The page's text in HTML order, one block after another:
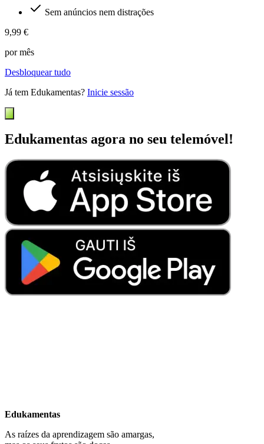
Sem anúncios nem distrações
9,99 €
por mês
Desbloquear tudo
Já tem Edukamentas? Inicie sessão
Edukamentas agora no seu telemóvel!
Edukamentas
As raízes da aprendizagem são amargas,